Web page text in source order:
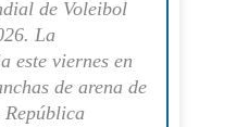
de Voleibol
La
este viernes en
de arena de